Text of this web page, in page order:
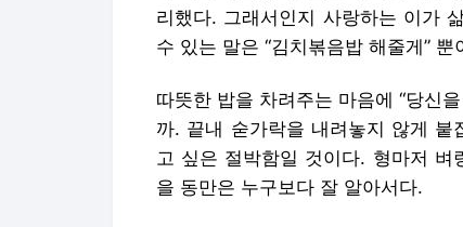
리했다. 그래서인지 사랑하는 이가
수 있는 말은 “김치볶음밥 해줄게” 뿐
따뜻한 밥을 차려주는 마음에 “당신
까. 끝내 숟가락을 내려놓지 않게
고 싶은 절박함일 것이다. 형마저
을 동만은 누구보다 잘 알아서다.